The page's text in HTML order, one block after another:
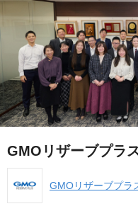
GMOリザーブプラ
GMOリザーブプラ